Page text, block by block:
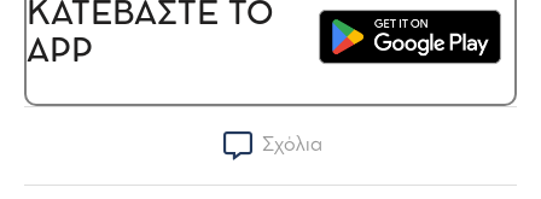
ΚΑΤΕΒΑΣΤΕ ΤΟ
APP
Σχόλια